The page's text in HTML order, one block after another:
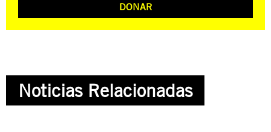
DONAR
Noticias Relacionadas